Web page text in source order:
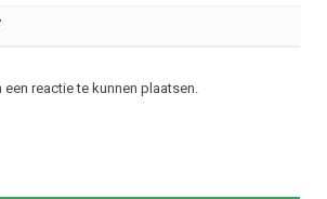
een reactie te kunnen plaatsen.